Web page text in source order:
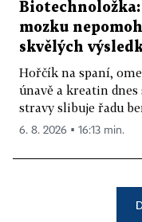
mozku
skvělých
Hořčík na spaní,
únavě a kreatin
stravy slibuje řadu
6. 8. 2026 ▪ 16:13 min.